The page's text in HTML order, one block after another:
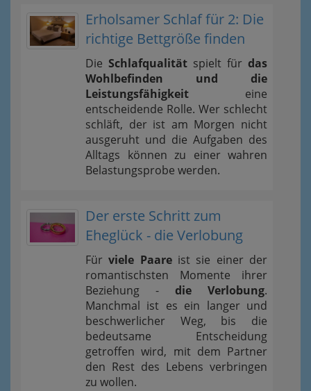
Erholsamer Schlaf für 2: Die
richtige Bettgröße finden
Die Schlafqualität spielt für das
Wohlbefinden und die
Leistungsfähigkeit eine
entscheidende Rolle. Wer schlecht
schläft, der ist am Morgen nicht
ausgeruht und die Aufgaben des
Alltags können zu einer wahren
Belastungsprobe werden.
Der erste Schritt zum
Eheglück - die Verlobung
Fürviele Paareist sie einer der
romantischsten Momente ihrer
Beziehung - die Verlobung.
Manchmal ist es ein langer und
beschwerlicher Weg, bis die
bedeutsame Entscheidung
getroffen wird, mit dem Partner
den Rest des Lebens verbringen
zu wollen.